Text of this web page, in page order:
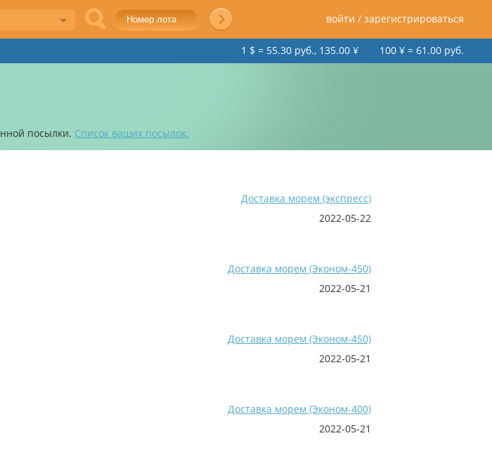
войти / зарегистрироваться
100 ¥ = 61.00 руб.
1 $ = 55.30 руб., 135.00 ¥
посылки. Список ваших посылок.
Доставка морем (экспресс)
2022-05-22
Доставка морем (Эконом-450)
2022-05-21
Доставка морем (Эконом-450)
2022-05-21
Доставка морем (Эконом-400)
2022-05-21